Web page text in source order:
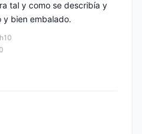
tal y como se describía y
y bien embalado.